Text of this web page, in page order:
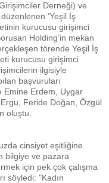
Derneği) ve
‘Yeşil İş
kurucusu girişimci
Holding’in mekan
törende Yeşil İş
kurucusu girişimci
ilgisiyle
başvuruları
Emine Erdem, Uygar
Feride Doğan, Özgül
oluştu.
cinsiyet eşitliğine
bilgiye ve pazara
için pek çok çalışma
söyledi: "Kadın
Çevre
sayesinde dünyanın
mümkün.